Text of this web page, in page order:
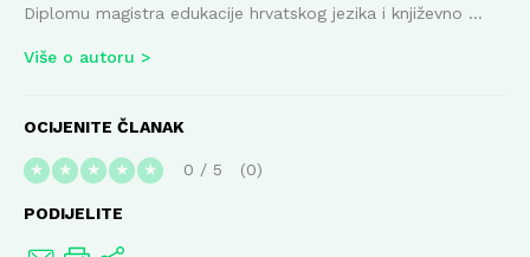
Diplomu magistra edukacije hrvatskog jezika i književno ...
Više o autoru
OCIJENITE ČLANAK
★ ★ ★ ★ ★ 0 / 5 0
PODIJELITE